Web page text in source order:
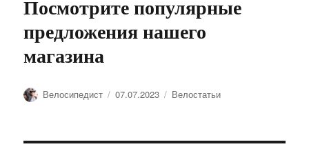
Посмотрите популярные
предложения нашего
магазина
Автор
Велосипедист Опубликовано
07.07.2023 Рубрики
Велостатьи